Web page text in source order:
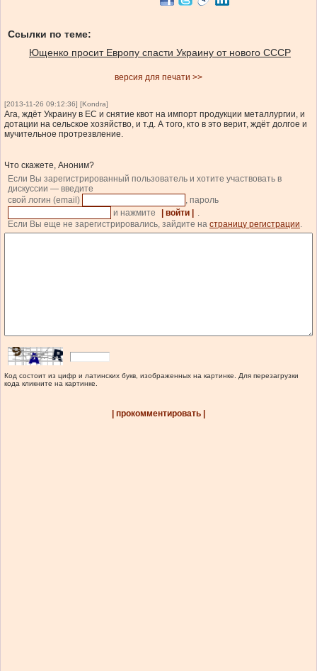
Ссылки по теме:
Ющенко просит Европу спасти Украину от нового СССР
версия для печати >>
[2013-11-26 09:12:36] [Kondra]
Ага, ждёт Украину в ЕС и снятие квот на импорт продукции металлургии, и
дотации на сельское хозяйство, и т.д. А того, кто в это верит, ждёт долгое и
мучительное протрезвление.
Что скажете, Аноним?
Если Вы зарегистрированный пользователь и хотите участвовать в
дискуссии — введите
свой логин (email)
, пароль
и нажмите
| войти |
.
Если Вы еще не зарегистрировались, зайдите на страницу регистрации.
Код состоит из цифр и латинских букв, изображенных на картинке. Для перезагрузки
кода кликните на картинке.
| прокомментировать |